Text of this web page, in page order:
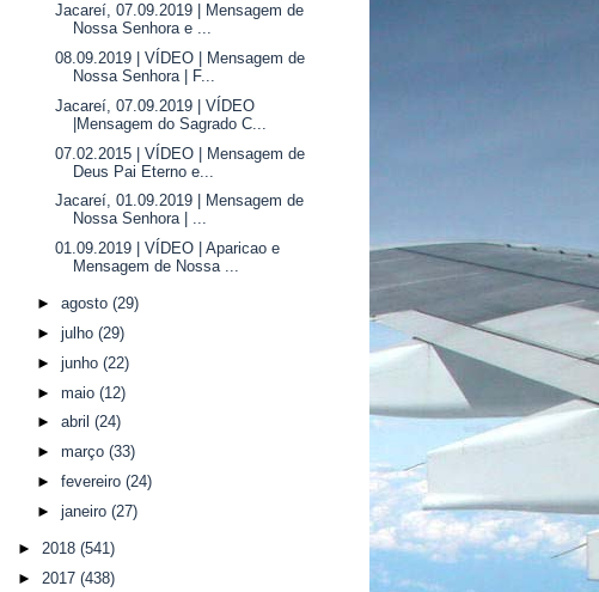
Jacareí, 07.09.2019 | Mensagem de
Nossa Senhora e ...
08.09.2019 | VÍDEO | Mensagem de
Nossa Senhora | F...
Jacareí, 07.09.2019 | VÍDEO
|Mensagem do Sagrado C...
07.02.2015 | VÍDEO | Mensagem de
Deus Pai Eterno e...
Jacareí, 01.09.2019 | Mensagem de
Nossa Senhora | ...
01.09.2019 | VÍDEO | Aparicao e
Mensagem de Nossa ...
► agosto (29)
► julho (29)
► junho (22)
► maio (12)
► abril (24)
► março (33)
► fevereiro (24)
► janeiro (27)
► 2018 (541)
► 2017 (438)